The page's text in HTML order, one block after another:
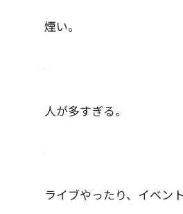
煙い。
人が多すぎる。
ライブやったり、イベン